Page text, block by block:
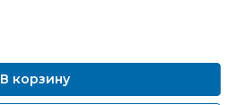
В корзину